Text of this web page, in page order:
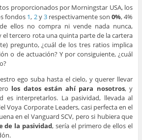
proporcionados por Morningstar USA, los
fondos 1, 2y3respectivamente son 0%, 4%
ellos no compra ni vende nada nunca,
el tercero rota una quinta parte de la cartera
pregunto, ¿cuál de los tres ratios implica
o de actuación? Y por consiguiente, ¿cuál
ego suba hasta el cielo, y querer llevar
los datos están ahí para nosotros, y
es interpretarlos. La pasividad, llevada al
Voya Corporate Leaders, casi perfecta en el
en el Vanguard SCV, pero si hubiera que
de la pasividad, sería el primero de ellos el